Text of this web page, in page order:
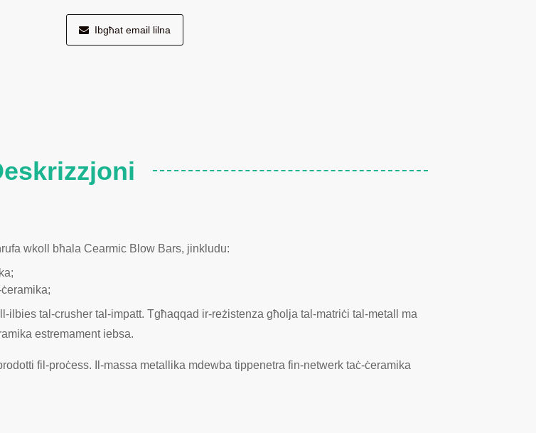
Ibgħat email lilna
wkoll bħala Cearmic Blow Bars, jinkludu:
tal-crusher tal-impatt. Tgħaqqad ir-reżistenza għolja tal-matriċi tal-metall ma
estremament iebsa.
fil-proċess. Il-massa metallika mdewba tippenetra fin-netwerk taċ-ċeramika